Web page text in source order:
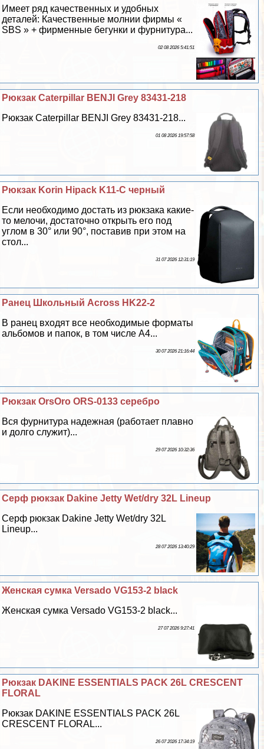
Имеет ряд качественных и удобных
деталей: Качественные молнии фирмы «
SBS » + фирменные бегунки и фурнитура...
02 08 2026 5:41:51
Рюкзак Caterpillar BENJI Grey 83431-218
Рюкзак Caterpillar BENJI Grey 83431-218...
01 08 2026 19:57:58
Рюкзак Korin Hipack K11-C черный
Если необходимо достать из рюкзака какие-
то мелочи, достаточно открыть его под
углом в 30° или 90°, поставив при этом на
стол...
31 07 2026 12:31:19
Ранец Школьный Across HK22-2
В ранец входят все необходимые форматы
альбомов и папок, в том числе А4...
30 07 2026 21:16:44
Рюкзак OrsOro ORS-0133 серебро
Вся фурнитура надежная (работает плавно
и долго служит)...
29 07 2026 10:32:36
Серф рюкзак Dakine Jetty Wet/dry 32L Lineup
Серф рюкзак Dakine Jetty Wet/dry 32L
Lineup...
28 07 2026 13:40:29
Женская сумка Versado VG153-2 black
Женская сумка Versado VG153-2 black...
27 07 2026 9:27:41
Рюкзак DAKINE ESSENTIALS PACK 26L CRESCENT
FLORAL
Рюкзак DAKINE ESSENTIALS PACK 26L
CRESCENT FLORAL...
26 07 2026 17:34:19